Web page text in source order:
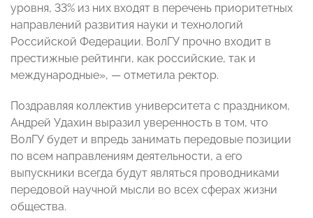
уровня, 33% из них входят в перечень приоритетных
направлений развития науки и технологий
Российской Федерации. ВолГУ прочно входит в
престижные рейтинги, как российские, так и
международные», — отметила ректор.
Поздравляя коллектив университета с праздником,
Андрей Удахин выразил уверенность в том, что
ВолГУ будет и впредь занимать передовые позиции
по всем направлениям деятельности, а его
выпускники всегда будут являться проводниками
передовой научной мысли во всех сферах жизни
общества.